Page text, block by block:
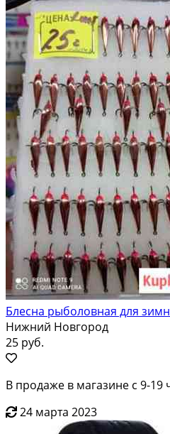
Блесна рыболовная для
Нижний Новгород
25 руб.
В продаже в магазине с 9-19
24 марта 2023